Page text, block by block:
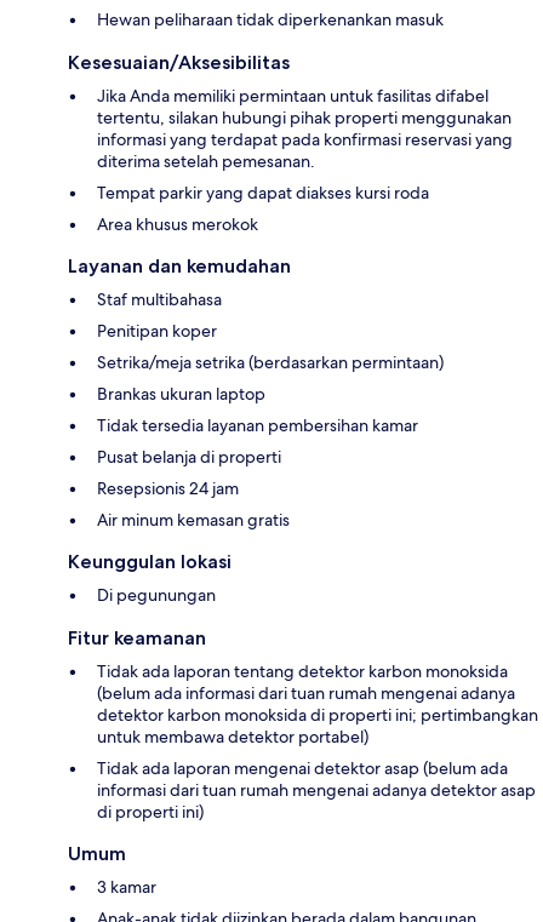
Hewan peliharaan tidak diperkenankan masuk
Kesesuaian/Aksesibilitas
Jika Anda memiliki permintaan untuk fasilitas difabel
tertentu, silakan hubungi pihak properti menggunakan
informasi yang terdapat pada konfirmasi reservasi yang
diterima setelah pemesanan.
Tempat parkir yang dapat diakses kursi roda
Area khusus merokok
Layanan dan kemudahan
Staf multibahasa
Penitipan koper
Setrika/meja setrika (berdasarkan permintaan)
Brankas ukuran laptop
Tidak tersedia layanan pembersihan kamar
Pusat belanja di properti
Resepsionis 24 jam
Air minum kemasan gratis
Keunggulan lokasi
Di pegunungan
Fitur keamanan
Tidak ada laporan tentang detektor karbon monoksida
(belum ada informasi dari tuan rumah mengenai adanya
detektor karbon monoksida di properti ini; pertimbangkan
untuk membawa detektor portabel)
Tidak ada laporan mengenai detektor asap (belum ada
informasi dari tuan rumah mengenai adanya detektor asap
di properti ini)
Umum
3 kamar